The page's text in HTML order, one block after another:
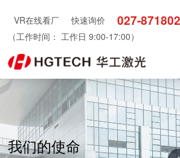
VR在线看厂 快速询价 027-
（工作时间： 工作日 9:00-17:00）
我们的使命